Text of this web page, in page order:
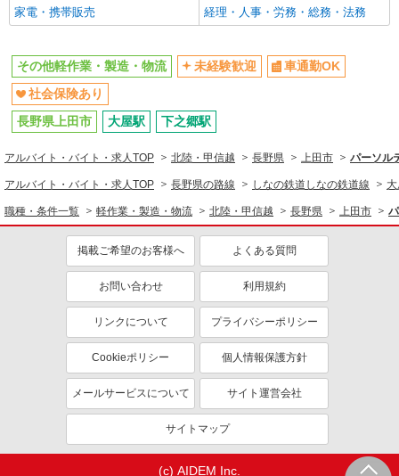
家電・携帯販売
経理・人事・労務・総務・法務
その他軽作業・製造・物流 未経験歓迎
車通勤OK
社会保険あり
長野県上田市
大屋駅 下之郷駅
アルバイト・バイト・求人TOP 北陸・甲信越 長野県 上田市 パーソル
アルバイト・バイト・求人TOP 長野県の路線 しなの鉄道しなの鉄道線
職種・条件一覧 軽作業・製造・物流 北陸・甲信越 長野県 上田市
掲載ご希望のお客様へ よくある質問
お問い合わせ 利用規約
リンクについて プライバシーポリシー
Cookieポリシー 個人情報保護方針
メールサービスについて サイト運営会社
サイトマップ
(c) AIDEM Inc.